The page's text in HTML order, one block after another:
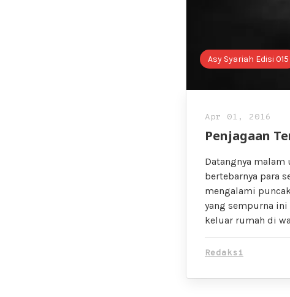
Asy Syariah Edisi 015
Apr 01, 2016
Penjagaan
Datangnya malam
bertebarnya para
mengalami
yang sempurna
keluar rumah di
Redaksi